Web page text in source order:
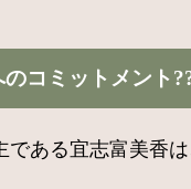
コミットメント
ある宜志富美香